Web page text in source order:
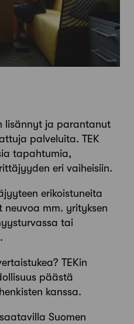
lisännyt ja parantanut
palveluita. TEK
tapahtumia,
eri vaiheisiin.
erikoistuneita
mm. yrityksen
tai
TEKin
päästä
kanssa.
Suomen